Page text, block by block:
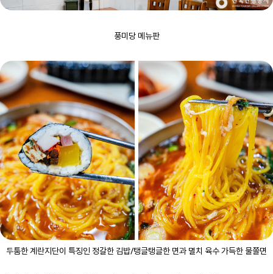
풍미당 메뉴판
두툼한 계란지단이 특징인 정갈한 김밥/탱글탱글한 면과 멸치 육수 가득한 물쫄면